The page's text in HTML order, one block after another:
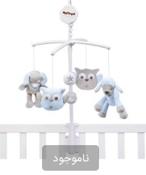
ناموجود